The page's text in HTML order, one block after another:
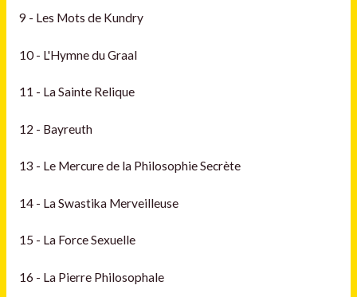
9 - Les Mots de Kundry
10 - L'Hymne du Graal
11 - La Sainte Relique
12 - Bayreuth
13 - Le Mercure de la Philosophie Secrète
14 - La Swastika Merveilleuse
15 - La Force Sexuelle
16 - La Pierre Philosophale